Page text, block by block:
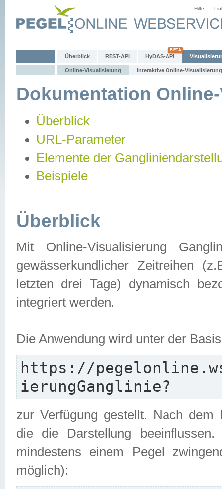
Hilfe
Überblick REST-API HyDAS-API
Online-Visualisierung Interaktive Online-Visualisierung
Dokumentation
Überblick
URL-Parameter
Elemente der
Beispiele
Überblick
Mit Online-Visualisierung
gewässerkundlicher Zeitreihen
letzten drei Tage) dynamisch
integriert werden.
Die Anwendung wird unter der
https://
ierungGanglinie?
zur Verfügung gestellt. Nach dem
die die Darstellung
mindestens einem Pegel
möglich):